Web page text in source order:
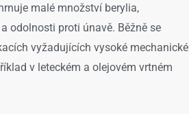
malé množství berylia,
odolnosti proti únavě. Běžně se
vyžadujících vysoké mechanické
v leteckém a olejovém vrtném